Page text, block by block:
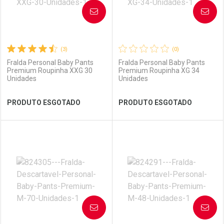
Ver Desconto Convênio Ver Desconto Convênio
(3)
Fralda Personal Baby Pants
Premium Roupinha XXG 30
Unidades
PRODUTO ESGOTADO
AVISE-ME
Laboratório
Por Menos
(0)
Fralda Personal Baby Pants
Premium Roupinha XG 34
Unidades
PRODUTO ESGOTADO
AVISE-ME
Laboratório
Por Menos
AVISE-ME AVISE-ME